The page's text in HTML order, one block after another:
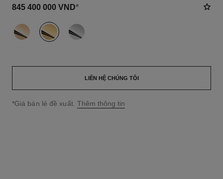
845 400 000 VND*
khác(3)
LIÊN HỆ CHÚNG TÔI
↩
*Giá bán lẻ đề xuất. Thêm thông tin